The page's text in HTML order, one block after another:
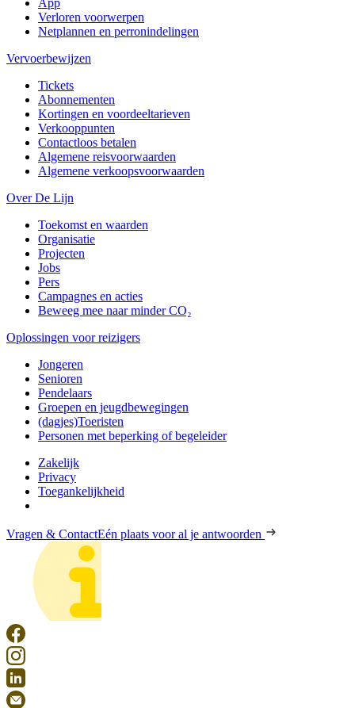
App
Verloren voorwerpen
Netplannen en perronindelingen
Vervoerbewijzen
Tickets
Abonnementen
Kortingen en voordeeltarieven
Verkooppunten
Contactloos betalen
Algemene reisvoorwaarden
Algemene verkoopsvoorwaarden
Over De Lijn
Toekomst en waarden
Organisatie
Projecten
Jobs
Pers
Campagnes en acties
Beweeg mee naar minder CO₂
Oplossingen voor reizigers
Jongeren
Senioren
Pendelaars
Groepen en jeugdbewegingen
(dagjes)Toeristen
Personen met beperking of begeleider
Zakelijk
Privacy
Toegankelijkheid
Vragen & ContactEén plaats voor al je antwoorden